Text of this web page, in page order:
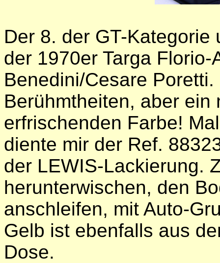
Der 8. der GT-
der 1970er Targa
Benedini/Cesare
Berühmtheiten, aber ein
erfrischenden Farbe!
diente mir der Ref.
der LEWIS-Lackierung.
herunterwischen, den
anschleifen, mit Auto-
Gelb ist ebenfalls aus
Dose.